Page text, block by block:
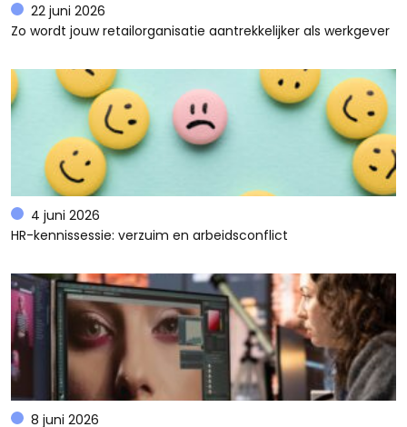
22 juni 2026
Zo wordt jouw retailorganisatie aantrekkelijker als werkgever
4 juni 2026
HR-kennissessie: verzuim en arbeidsconflict
8 juni 2026